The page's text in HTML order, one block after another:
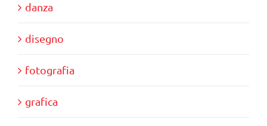
danza
disegno
fotografia
grafica